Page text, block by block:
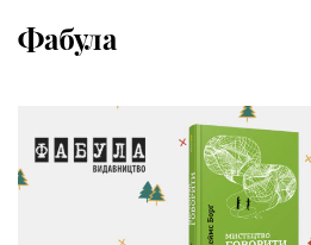
Фабула